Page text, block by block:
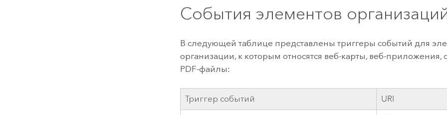
События элементов
В следующей таблице представлены триггеры событий для
организации, к которым относятся веб-карты, веб-приложения,
PDF-файлы:
Триггер событий URI